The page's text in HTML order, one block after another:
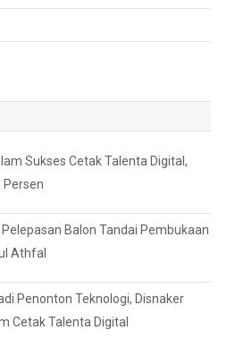
Sukses Cetak Talenta Digital,
Persen
Balon Tandai Pembukaan
Athfal
Penonton Teknologi, Disnaker
Cetak Talenta Digital